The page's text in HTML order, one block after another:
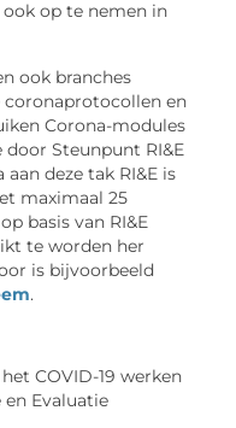
op te nemen in
ook branches
coronaprotocollen en
Corona-modules
door Steunpunt RI&E
deze tak RI&E is
maximaal 25
basis van RI&E
te worden her
is bijvoorbeeld
.